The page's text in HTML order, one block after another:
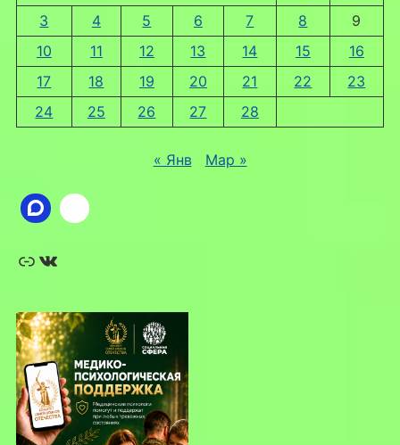
3
4 5 6 7 8
9
10
11 12 13 14 15
16
17
18 19 20 21 22
23
24
25 26 27 28
« Янв Мар »
Ссылка